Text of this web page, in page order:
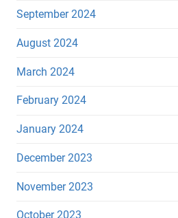
September 2024
August 2024
March 2024
February 2024
January 2024
December 2023
November 2023
October 2023